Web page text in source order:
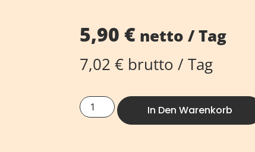
5,90€ netto / Tag
7,02€ brutto / Tag
In Den Warenkorb